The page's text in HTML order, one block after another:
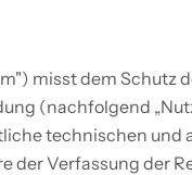
misst dem Schutz
(nachfolgend
technischen und
der Verfassung der